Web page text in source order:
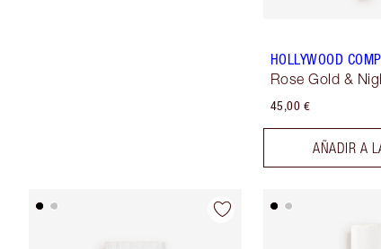
HOLLYWOOD
Rose Gold &
45,00 €
AÑADIR A